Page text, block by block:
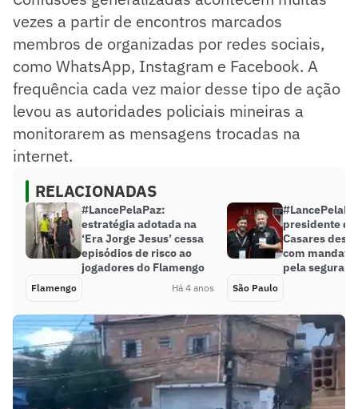
vezes a partir de encontros marcados
membros de organizadas por redes sociais,
como WhatsApp, Instagram e Facebook. A
frequência cada vez maior desse tipo de ação
levou as autoridades policiais mineiras a
monitorarem as mensagens trocadas na
internet.
RELACIONADAS
#LancePelaPaz:
estratégia adotada na
‘Era Jorge Jesus’ cessa
episódios de risco ao
jogadores do Flamengo
Flamengo Há 4 anos
presidente do
Casares
com
pela
São Paulo